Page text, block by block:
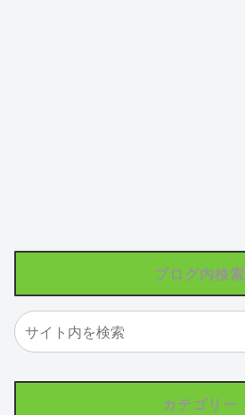
ブログ内検索
カテゴリー